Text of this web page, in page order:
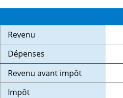
Revenu
Dépenses
Revenu avant impôt
Impôt